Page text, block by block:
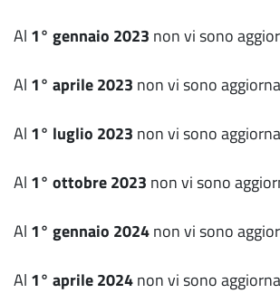
Al 1° gennaio 2023 non vi sono
Al 1° aprile 2023 non vi sono
Al 1° luglio 2023 non vi sono
Al 1° ottobre 2023 non vi sono
Al 1° gennaio 2024non vi sono
Al 1° aprile 2024non vi sono